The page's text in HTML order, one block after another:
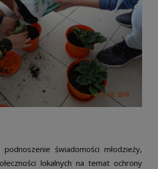
świadomości młodzieży,
lokalnych na temat ochrony